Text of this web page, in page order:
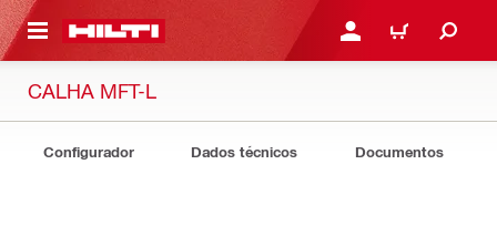
CONTENT ENTRAR OU REGISTAR
CARRINHO
CALHA MFT-L
Configurador Dados técnicos Documentos